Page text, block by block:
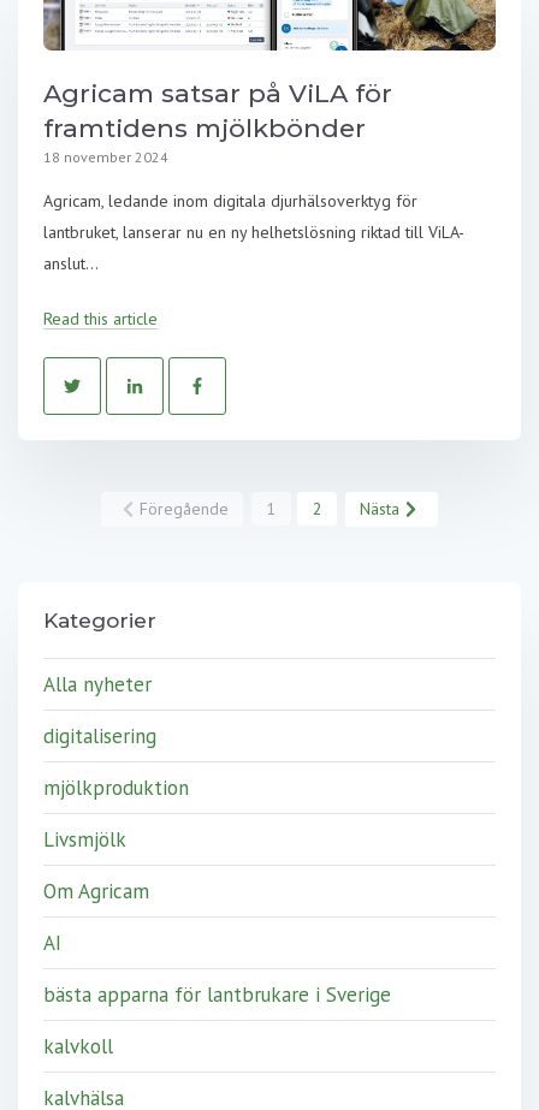
Agricam satsar på ViLA för
framtidens mjölkbönder
18 november 2024
Agricam, ledande inom digitala djurhälsoverktyg för
lantbruket, lanserar nu en ny helhetslösning riktad till ViLA-
anslut...
Read this article
Föregående 1 2 Nästa
Kategorier
Alla nyheter
digitalisering
mjölkproduktion
Livsmjölk
Om Agricam
AI
bästa apparna för lantbrukare i Sverige
kalvkoll
kalvhälsa